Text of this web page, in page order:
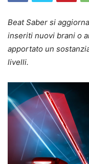
Beat Saber si
inseriti nuovi brani o
apportato un
livelli.